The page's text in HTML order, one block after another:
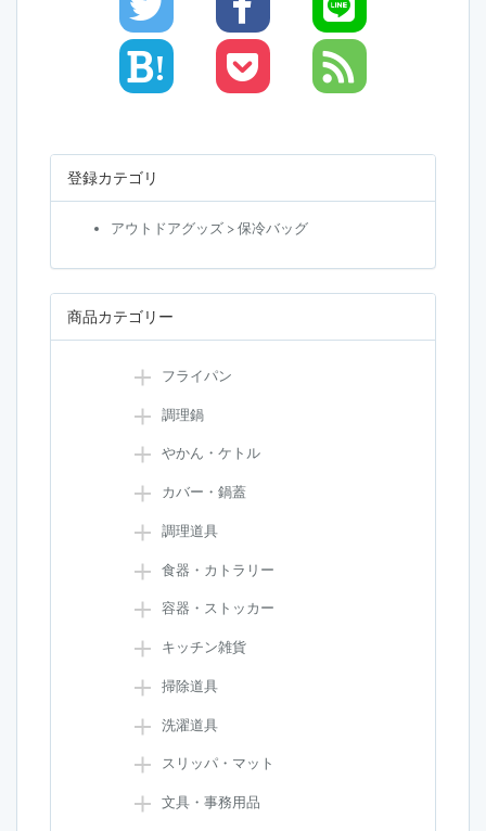
!
登録カテゴリ
アウトドアグッズ > 保冷バッグ
商品カテゴリー
フライパン
調理鍋
やかん・ケトル
カバー・鍋蓋
調理道具
食器・カトラリー
容器・ストッカー
キッチン雑貨
掃除道具
洗濯道具
スリッパ・マット
文具・事務用品